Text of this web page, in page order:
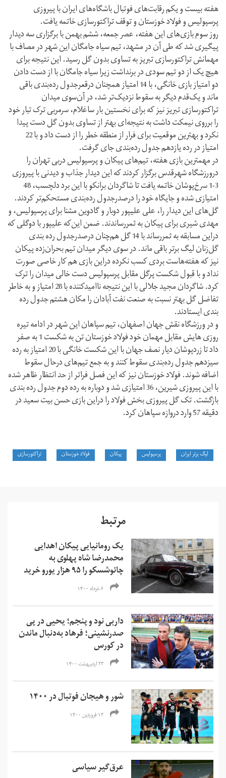
هفته بیست و یکم رقابت‌های فوتبال باشگاه‌های ایران با پیروزی
پرسپولیس و فولاد خوزستان و توقف تراکتورسازی خاتمه یافت.
روز سوم بازی‌های این هفته، عصر جمعه، ششم بهمن با برگزاری سه دیدار
پیگیری شد که طی آن در مشهد، تیم سیاه جامگان این شهر در مصاف با
مهمانش تراکتورسازی تبریز به تساوی بدون گل رسید. این نتیجه برای
هیچ یک از دو تیم سودی در برنداشت زیرا سیاه جامگان با از دست دادن
دو امتیاز بازی خانگی، با 14 امتیاز همچنان درقعرجدول رده‌بندی باقی
ماند و یک‌قدم دیگر به سقوط نزدیک‌تر شد، در آن‌سوی میدان
تراکتورسازی تبریز نیز که برای نخستین بار ساغلام، سرمربی ترک تبار خود
را برروی نیمکت داشت به نتیجه‌ای بهتر از تساوی بدون گل دست پیدا
نکرد و بهترین موقعیت برای فرار از منطقه خطر را از دست داد و با 22
امتیاز در رده یازدهم جدول رده‌بندی جای گرفت.
در مهمترین بازی هفته، تیم‌های پیکان و پرسپولیس دربی تهران را
درورزشگاه شهرقدس برگزار کردند که این دیدار جذاب و دیدنی با پیروزی
3-1 سرخ‌پوشان خاتمه یافت تا شاگردان برانکو با این برد دلچسب، 48
امتیازی شده و جایگاه خود را درصدرجدول رده‌بندی مستحکم‌تر کردند.
گل‌های این دیدار را، علی علیپور دوبار و گادوین مشنا برای پرسپولیس، و
مهدی شیری برای پیکان به ثمررساندند. ضمن این‌که علیپور با دوگلی که
دراین مسابقه به ثمررساند با 14 گل هم‌چنان درصدرجدول رده بندی
گل‌زنان لیگ برتر باقی ماند. در سوی دیگر میدان تیم بحران‌زده پیکان
نیز که هفته‌هاست بردی کسب نکرده دراین بازی هم کار خاصی صورت
نداد و با قبول شکست پرگل مقابل پرسپولیس دست خالی میدان را ترک
کرد. شاگردان مجید جلالی با این نتیجه ناامیدکننده با 28 امتیاز و به خاطر
تفاضل گل بهتر نسبت به صنعت نفت آبادان را مکان هشتم جدول رده
بندی ایستادند.
و در ورزشگاه نقش جهان اصفهان، تیم سپاهان این شهر در ادامه تیره
روزی هایش مقابل مهمان خود فولاد خوزستان تن به شکست 1 به صفر
داد تا زردپوشان دیار نصف جهان با این شکست خانگی با 20 امتیاز به رده
سیزدهم جدول رده‌بندی سقوط کنند و به جمع تیم‌های درحال سقوط
اضافه شوند. فولاد خوزستان نیز که این فصل فراتر از حد انتظار ظاهر شده
با این پیروزی شیرین، 36 امتیازی شد و دوباره به رده دوم جدول رده بندی
بازگشت. تک گل پیروزی بخش فولاد را دراین بازی حسن بیت سعید در
دقیقه 57 وارد دروازه سپاهان کرد.
لیگ برتر ایران پرسپولیس پیکان فولاد خوزستان تراکتورسازی
مرتبط
یک رومانیایی پیکان اهدایی
محمدرضا شاه پهلوی به
چائوشسکو را ۹۵ هزار یورو خرید
۶ خرداد ۱۴۰۰
داربی نود و پنجم؛ یحیی در پی
صدرنشینی؛ فرهاد به‌دنبال ماندن
در کورس
۲۳ اردیبهشت ۱۴۰۰
شور و هیجان فوتبال در ۱۴۰۰
۱۳ فروردین ۱۴۰۰
عرق­‌گیر سیاسی